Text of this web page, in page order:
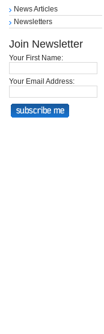
News Articles
Newsletters
Join Newsletter
Your First Name:
Your Email Address: